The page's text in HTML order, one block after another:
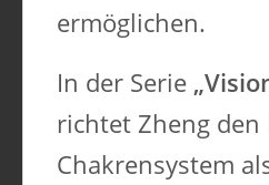
ermöglichen.
In der Serie
richtet Zheng
Chakrensystem